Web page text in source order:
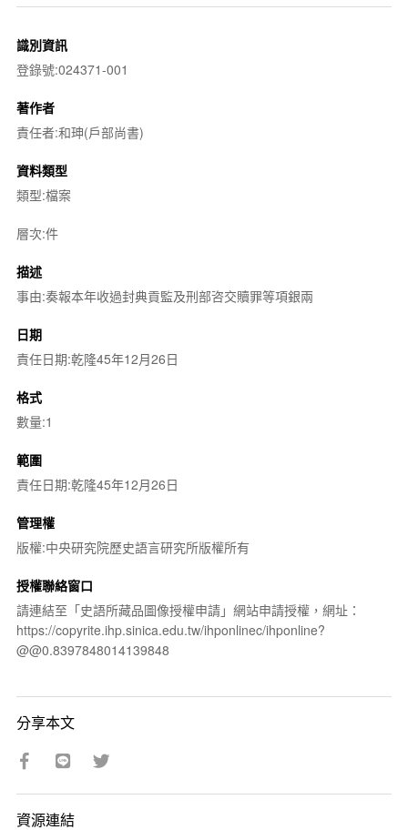
識別資訊
登錄號:024371-001
著作者
責任者:和珅(戶部尚書)
資料類型
類型:檔案
層次:件
描述
事由:奏報本年收過封典貢監及刑部咨交贖罪等項銀兩
日期
責任日期:乾隆45年12月26日
格式
數量:1
範圍
責任日期:乾隆45年12月26日
管理權
版權:中央研究院歷史語言研究所版權所有
授權聯絡窗口
請連結至「史語所藏品圖像授權申請」網站申請授權，網址：
https://copyrite.ihp.sinica.edu.tw/ihponlinec/ihponline?
@@0.8397848014139848
分享本文
資源連結